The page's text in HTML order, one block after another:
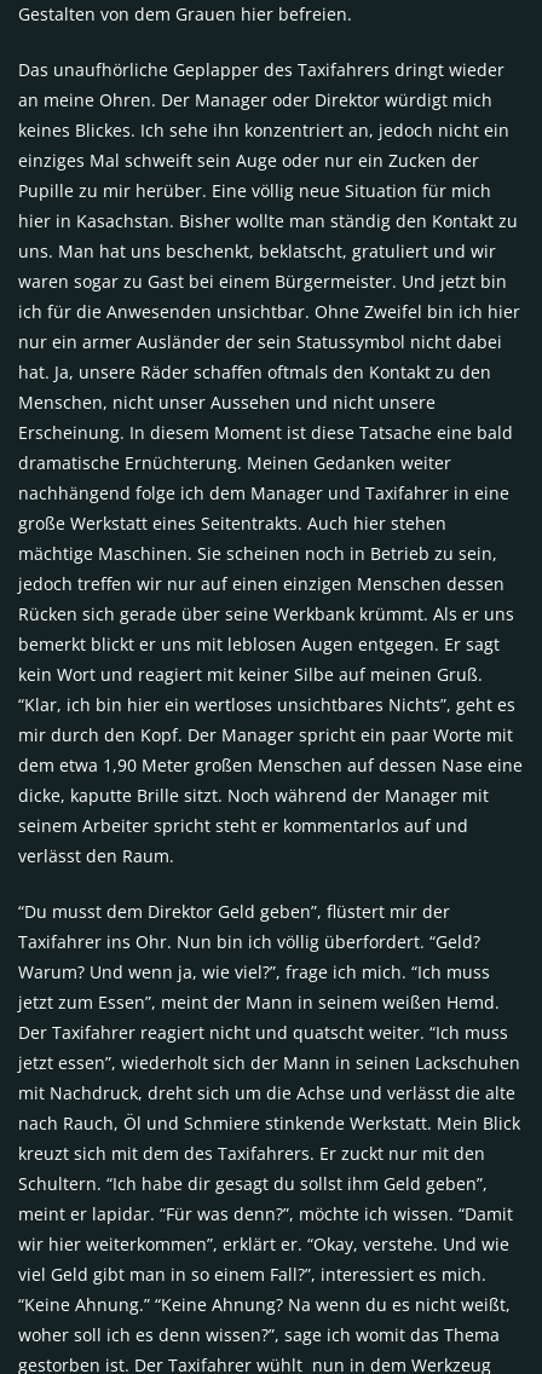
Gestalten von dem Grauen hier befreien.
Das unaufhörliche Geplapper des Taxifahrers dringt wieder
an meine Ohren. Der Manager oder Direktor würdigt mich
keines Blickes. Ich sehe ihn konzentriert an, jedoch nicht ein
einziges Mal schweift sein Auge oder nur ein Zucken der
Pupille zu mir herüber. Eine völlig neue Situation für mich
hier in Kasachstan. Bisher wollte man ständig den Kontakt zu
uns. Man hat uns beschenkt, beklatscht, gratuliert und wir
waren sogar zu Gast bei einem Bürgermeister. Und jetzt bin
ich für die Anwesenden unsichtbar. Ohne Zweifel bin ich hier
nur ein armer Ausländer der sein Statussymbol nicht dabei
hat. Ja, unsere Räder schaffen oftmals den Kontakt zu den
Menschen, nicht unser Aussehen und nicht unsere
Erscheinung. In diesem Moment ist diese Tatsache eine bald
dramatische Ernüchterung. Meinen Gedanken weiter
nachhängend folge ich dem Manager und Taxifahrer in eine
große Werkstatt eines Seitentrakts. Auch hier stehen
mächtige Maschinen. Sie scheinen noch in Betrieb zu sein,
jedoch treffen wir nur auf einen einzigen Menschen dessen
Rücken sich gerade über seine Werkbank krümmt. Als er uns
bemerkt blickt er uns mit leblosen Augen entgegen. Er sagt
kein Wort und reagiert mit keiner Silbe auf meinen Gruß.
“Klar, ich bin hier ein wertloses unsichtbares Nichts”, geht es
mir durch den Kopf. Der Manager spricht ein paar Worte mit
dem etwa 1,90 Meter großen Menschen auf dessen Nase eine
dicke, kaputte Brille sitzt. Noch während der Manager mit
seinem Arbeiter spricht steht er kommentarlos auf und
verlässt den Raum.
“Du musst dem Direktor Geld geben”, flüstert mir der
Taxifahrer ins Ohr. Nun bin ich völlig überfordert. “Geld?
Warum? Und wenn ja, wie viel?”, frage ich mich. “Ich muss
jetzt zum Essen”, meint der Mann in seinem weißen Hemd.
Der Taxifahrer reagiert nicht und quatscht weiter. “Ich muss
jetzt essen”, wiederholt sich der Mann in seinen Lackschuhen
mit Nachdruck, dreht sich um die Achse und verlässt die alte
nach Rauch, Öl und Schmiere stinkende Werkstatt. Mein Blick
kreuzt sich mit dem des Taxifahrers. Er zuckt nur mit den
Schultern. “Ich habe dir gesagt du sollst ihm Geld geben”,
meint er lapidar. “Für was denn?”, möchte ich wissen. “Damit
wir hier weiterkommen”, erklärt er. “Okay, verstehe. Und wie
viel Geld gibt man in so einem Fall?”, interessiert es mich.
“Keine Ahnung.” “Keine Ahnung? Na wenn du es nicht weißt,
woher soll ich es denn wissen?”, sage ich womit das Thema
gestorben ist. Der Taxifahrer wühlt nun in dem Werkzeug